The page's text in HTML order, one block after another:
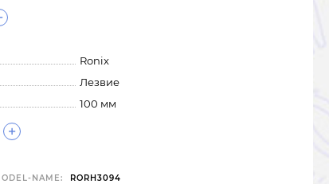
Ronix
Лезвие
100 мм
NAME: RORH3094